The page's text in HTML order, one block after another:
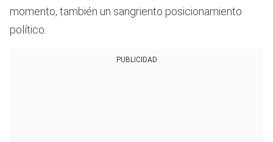
momento, también un sangriento posicionamiento
político.
PUBLICIDAD